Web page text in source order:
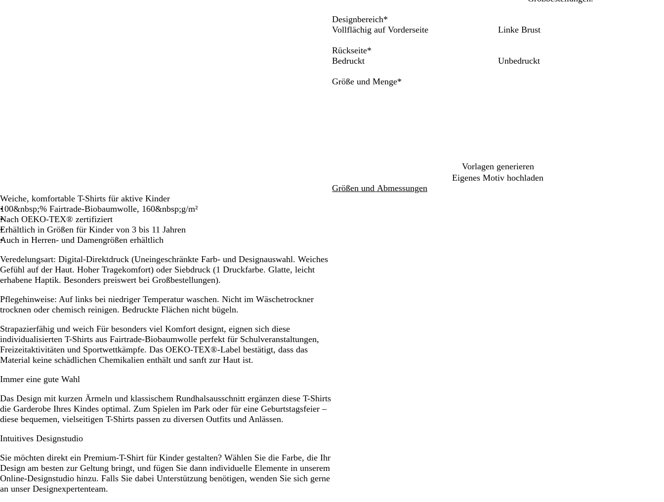
Designbereich*
Vollflächig auf Vorderseite
Linke Brust
Rückseite*
Bedruckt
Unbedruckt
Größe und Menge*
Vorlagen generieren
Eigenes Motiv hochladen
Größen und Abmessungen
Weiche, komfortable T-Shirts für aktive Kinder
100&nbsp;% Fairtrade-Biobaumwolle, 160&nbsp;g/m²
Nach OEKO-TEX® zertifiziert
Erhältlich in Größen für Kinder von 3 bis 11 Jahren
Auch in Herren- und Damengrößen erhältlich
Veredelungsart: Digital-Direktdruck (Uneingeschränkte Farb- und Designauswahl. Weiches
Gefühl auf der Haut. Hoher Tragekomfort) oder Siebdruck (1 Druckfarbe. Glatte, leicht
erhabene Haptik. Besonders preiswert bei Großbestellungen).
Pflegehinweise: Auf links bei niedriger Temperatur waschen. Nicht im Wäschetrockner
trocknen oder chemisch reinigen. Bedruckte Flächen nicht bügeln.
Strapazierfähig und weich Für besonders viel Komfort designt, eignen sich diese
individualisierten T-Shirts aus Fairtrade-Biobaumwolle perfekt für Schulveranstaltungen,
Freizeitaktivitäten und Sportwettkämpfe. Das OEKO-TEX®-Label bestätigt, dass das
Material keine schädlichen Chemikalien enthält und sanft zur Haut ist.
Immer eine gute Wahl
Das Design mit kurzen Ärmeln und klassischem Rundhalsausschnitt ergänzen diese T-Shirts
die Garderobe Ihres Kindes optimal. Zum Spielen im Park oder für eine Geburtstagsfeier –
diese bequemen, vielseitigen T-Shirts passen zu diversen Outfits und Anlässen.
Intuitives Designstudio
Sie möchten direkt ein Premium-T-Shirt für Kinder gestalten? Wählen Sie die Farbe, die Ihr
Design am besten zur Geltung bringt, und fügen Sie dann individuelle Elemente in unserem
Online-Designstudio hinzu. Falls Sie dabei Unterstützung benötigen, wenden Sie sich gerne
an unser Designexpertenteam.